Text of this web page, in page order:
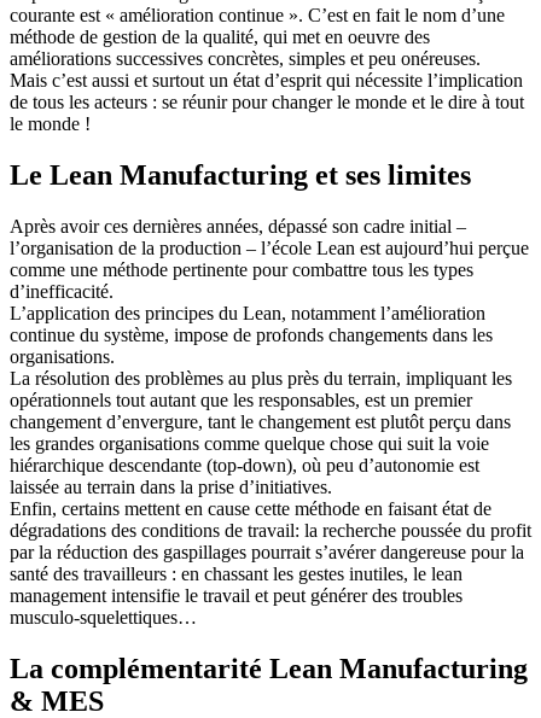
courante est « amélioration continue ». C’est en fait le nom d’une
méthode de gestion de la qualité, qui met en oeuvre des
améliorations successives concrètes, simples et peu onéreuses.
Mais c’est aussi et surtout un état d’esprit qui nécessite l’implication
de tous les acteurs : se réunir pour changer le monde et le dire à tout
le monde !
Le Lean Manufacturing et ses limites
Après avoir ces dernières années, dépassé son cadre initial –
l’organisation de la production – l’école Lean est aujourd’hui perçue
comme une méthode pertinente pour combattre tous les types
d’inefficacité.
L’application des principes du Lean, notamment l’amélioration
continue du système, impose de profonds changements dans les
organisations.
La résolution des problèmes au plus près du terrain, impliquant les
opérationnels tout autant que les responsables, est un premier
changement d’envergure, tant le changement est plutôt perçu dans
les grandes organisations comme quelque chose qui suit la voie
hiérarchique descendante (top-down), où peu d’autonomie est
laissée au terrain dans la prise d’initiatives.
Enfin, certains mettent en cause cette méthode en faisant état de
dégradations des conditions de travail: la recherche poussée du profit
par la réduction des gaspillages pourrait s’avérer dangereuse pour la
santé des travailleurs : en chassant les gestes inutiles, le lean
management intensifie le travail et peut générer des troubles
musculo-squelettiques…
La complémentarité Lean Manufacturing
& MES